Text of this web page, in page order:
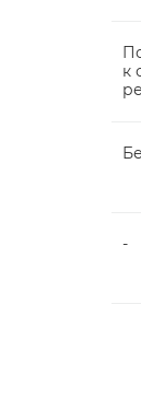
к
-